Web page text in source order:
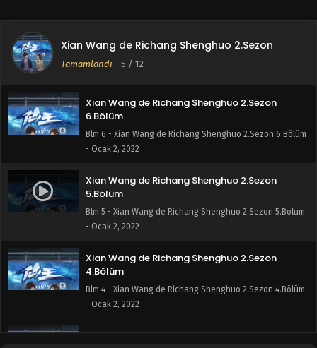
Xian Wang de Richang Shenghuo 2.Sezon
Tamamlandı - 5 / 12
7.Bölüm
Xian Wang de Richang Shenghuo 2.Sezon
6.Bölüm
Blm 6 - Xian Wang de Richang Shenghuo 2.Sezon 6.Bölüm
- Ocak 2, 2022
Xian Wang de Richang Shenghuo 2.Sezon
5.Bölüm
Blm 5 - Xian Wang de Richang Shenghuo 2.Sezon 5.Bölüm
- Ocak 2, 2022
Xian Wang de Richang Shenghuo 2.Sezon
4.Bölüm
Blm 4 - Xian Wang de Richang Shenghuo 2.Sezon 4.Bölüm
- Ocak 2, 2022
Xian Wang de Richang Shenghuo 2.Sezon